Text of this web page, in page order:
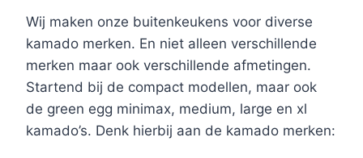
Wij maken onze buitenkeukens voor diverse
kamado merken. En niet alleen verschillende
merken maar ook verschillende afmetingen.
Startend bij de compact modellen, maar ook
de green egg minimax, medium, large en xl
kamado’s. Denk hierbij aan de kamado merken: